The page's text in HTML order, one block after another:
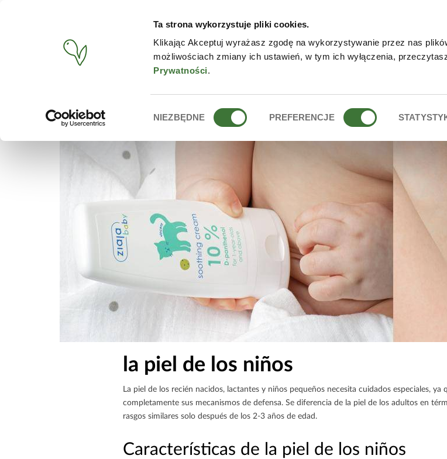
Ta strona wykorzystuje pliki cookies.
Klikając Akceptuj wyrażasz zgodę na wykorzystywanie przez nas
możliwościach zmiany ich ustawień, w tym ich wyłączenia,
Prywatności.
zgody
NIEZBĘDNE PREFERENCJE
PRODUCTOS TIENDA ONLINE CONTACTO
BUSCAR LISTA DE RECOMENDACIONES / LA PIEL DE LOS NIÑOS
la piel de los niños
La piel de los recién nacidos, lactantes y niños pequeños necesita cuidados especiales,
completamente sus mecanismos de defensa. Se diferencia de la piel de los adultos en
rasgos similares solo después de los 2-3 años de edad.
Características de la piel de los niños